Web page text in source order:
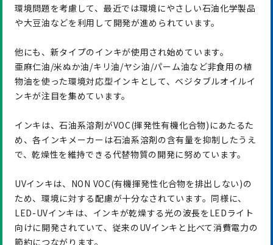
環境問題を考慮して、最近では環境にやさしい石油化学製品
や大豆油などを利用して開発が進められています。
他にも、新タイプのインキが使用され始めています。
亜麻仁油/米ぬか油/キリ油/ヤシ油/パーム油など非食用の植
物油を使った環境対応型インキとして、ベジタブルオイルイ
ンキが注目を集めています。
インキは、石油系溶剤がVOC(揮発性有機化合物)にあたるた
め、各インキメーカーは石油系溶剤の含有量を抑制したうえ
で、乾燥性を維持できる代替物質の開発に努めています。
UVインキは、NON VOC(有機揮発性化合物を排出しない)の
ため、環境に対する配慮が十分なされています。同様に、
LED-UVインキは、インキが乾燥する光の波長をLEDライト
向けに開発されていて、従来のUVインキと比べて消費電力の
節約につながります。